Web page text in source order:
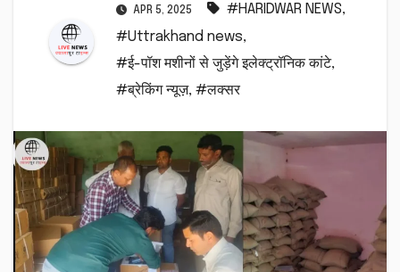
APR 5, 2025 #HARIDWAR NEWS,
#Uttrakhand news,
#ई-पॉश मशीनों से जुड़ेंगे इलेक्ट्रॉनिक कांटे,
#ब्रेकिंग न्यूज़, #लक्सर